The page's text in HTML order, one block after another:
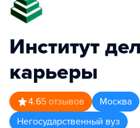
Институт
карьеры
4.65 отзывов
Москва
Негосударственный вуз